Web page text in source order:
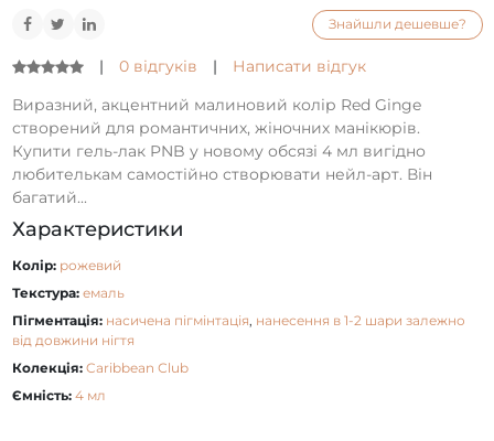
| 0 відгуків |
Написати відгук
Виразний, акцентний малиновий колір Red Ginge
створений для романтичних, жіночних манікюрів.
Купити гель-лак PNB у новому обсязі 4 мл вигідно
любителькам самостійно створювати нейл-арт. Він
багатий...
Характеристики
Колір: рожевий
Текстура: емаль
Пігментація: насичена пігмінтація, нанесення в 1-2 шари залежно
від довжини нігтя
Колекція: Caribbean Сlub
Ємність: 4 мл
Знайшли дешевше?